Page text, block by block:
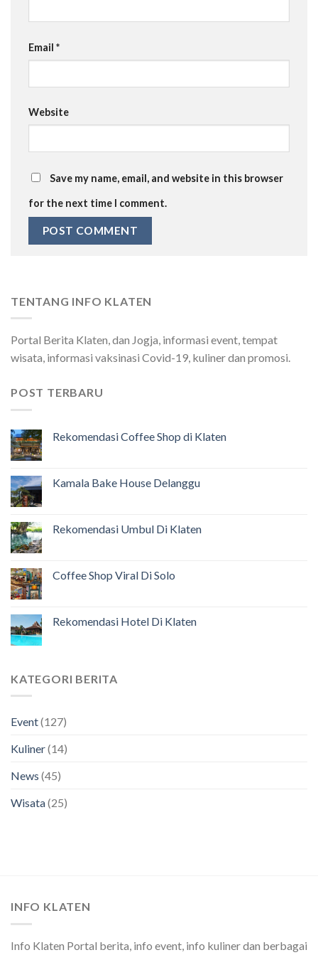
Email *
Website
Save my name, email, and website in this browser
for the next time I comment.
TENTANG INFO KLATEN
Portal Berita Klaten, dan Jogja, informasi event, tempat
wisata, informasi vaksinasi Covid-19, kuliner dan promosi.
POST TERBARU
Rekomendasi Coffee Shop di Klaten
Kamala Bake House Delanggu
Rekomendasi Umbul Di Klaten
Coffee Shop Viral Di Solo
Rekomendasi Hotel Di Klaten
KATEGORI BERITA
Event(127)
Kuliner(14)
News (45)
Wisata(25)
INFO KLATEN
Info Klaten Portal berita, info event, info kuliner dan berbagai